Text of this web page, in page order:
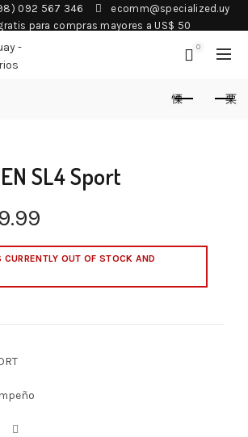
092 567 346
ecomm@specialized.uy
para compras mayores a US$ 50
0
SL4 Sport
OUT OF STOCK AND